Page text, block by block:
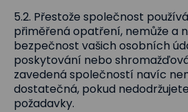
5.2. Přestože společnost
přiměřená opatření, nemůže a
bezpečnost vašich osobních
poskytování nebo
zavedená společností navíc
dostatečná, pokud
požadavky.